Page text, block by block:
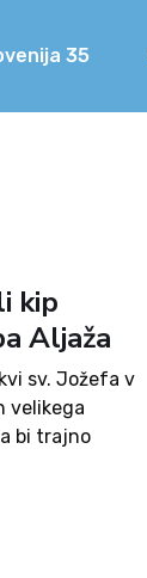
35
kip
Aljaža
sv. Jožefa v
velikega
bi trajno
pravijo, izraz